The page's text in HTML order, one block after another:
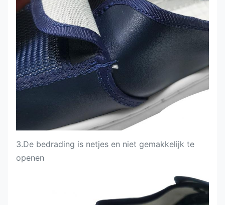
3.De bedrading is netjes en niet gemakkelijk te
openen